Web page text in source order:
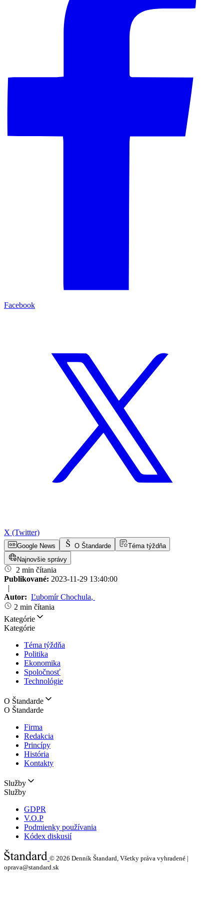
Facebook
X (Twitter)
Google News O Štandarde
Téma týždňa
Najnovšie správy
2 min čítania
Publikované: 2023-11-29 13:40:00
|
Autor: Ľubomír Chochula,
2 min čítania
Kategórie
Kategórie
Téma týždňa
Politika
Ekonomika
Spoločnosť
Technológie
O Štandarde
O Štandarde
Firma
Redakcia
Princípy
História
Kontakty
Služby
Služby
GDPR
V.O.P
Podmienky používania
Kódex diskusií
© 2026 Denník Štandard, Všetky práva vyhradené |
oprava@standard.sk